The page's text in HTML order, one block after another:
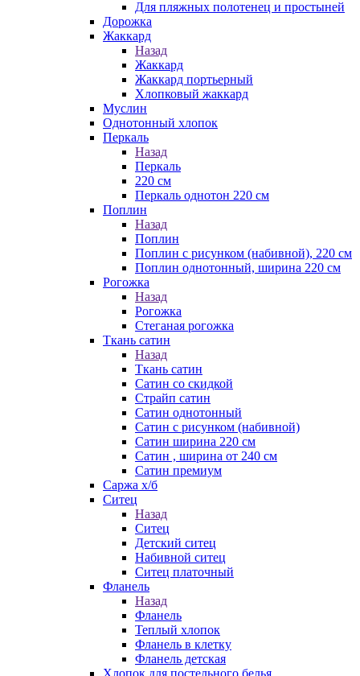
Для пляжных полотенец и простыней
Дорожка
Жаккард
Назад
Жаккард
Жаккард портьерный
Хлопковый жаккард
Муслин
Однотонный хлопок
Перкаль
Назад
Перкаль
220 см
Перкаль однотон 220 см
Поплин
Назад
Поплин
Поплин с рисунком (набивной), 220 см
Поплин однотонный, ширина 220 см
Рогожка
Назад
Рогожка
Стеганая рогожка
Ткань сатин
Назад
Ткань сатин
Сатин со скидкой
Страйп сатин
Сатин однотонный
Сатин с рисунком (набивной)
Сатин ширина 220 см
Сатин , ширина от 240 см
Сатин премиум
Саржа х/б
Ситец
Назад
Ситец
Детский ситец
Набивной ситец
Ситец платочный
Фланель
Назад
Фланель
Теплый хлопок
Фланель в клетку
Фланель детская
Хлопок для постельного белья